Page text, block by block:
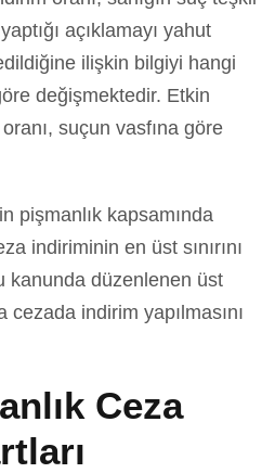
açıklamayı yahut
ilişkin bilgiyi hangi
değişmektedir. Etkin
suçun vasfına göre
pişmanlık kapsamında
indiriminin en üst sınırını
kanunda düzenlenen üst
cezada indirim yapılmasını
Ceza